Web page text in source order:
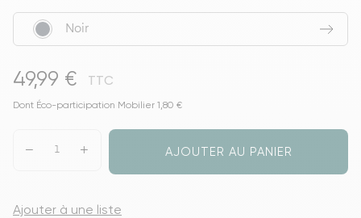
Noir
49,99 € TTC
Dont Éco-participation Mobilier 1,80 €
AJOUTER AU PANIER
Ajouter à une liste